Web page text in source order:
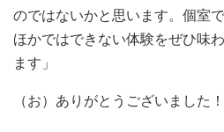
のではないかと思います。個室
ほかではできない体験をぜひ味
ます」
（お）ありがとうございました！